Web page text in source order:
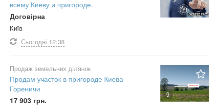
всему Киеву и пригороде.
Договірна
Київ
Сьогодні 12:38
9
Продаж земельних ділянок
Продам участок в пригороде Киева
Гореничи
17 903 грн.